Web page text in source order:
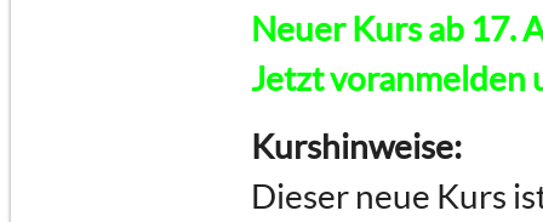
Neuer Kurs ab 17.
Jetzt voranmelden
Kurshinweise:
Dieser neue Kurs